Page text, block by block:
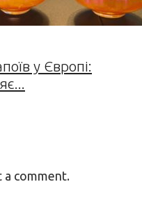
у Європі:
a comment.